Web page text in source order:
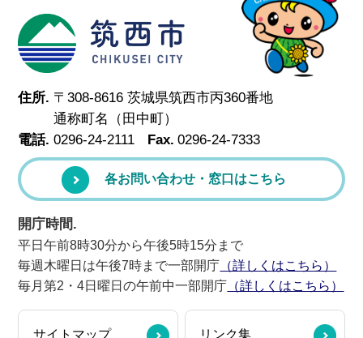
筑西市
住所. 〒308-8616 茨城県筑西市丙360番地
通称町名（田中町）
電話. 0296-24-2111 Fax. 0296-24-7333
各お問い合わせ・窓口はこちら
開庁時間.
平日午前8時30分から午後5時15分まで
毎週木曜日は午後7時まで一部開庁 （詳しくはこちら）
毎月第2・4日曜日の午前中一部開庁 （詳しくはこちら）
サイトマップ リンク集